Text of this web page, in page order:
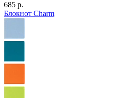
685 р.
Блокнот Charm